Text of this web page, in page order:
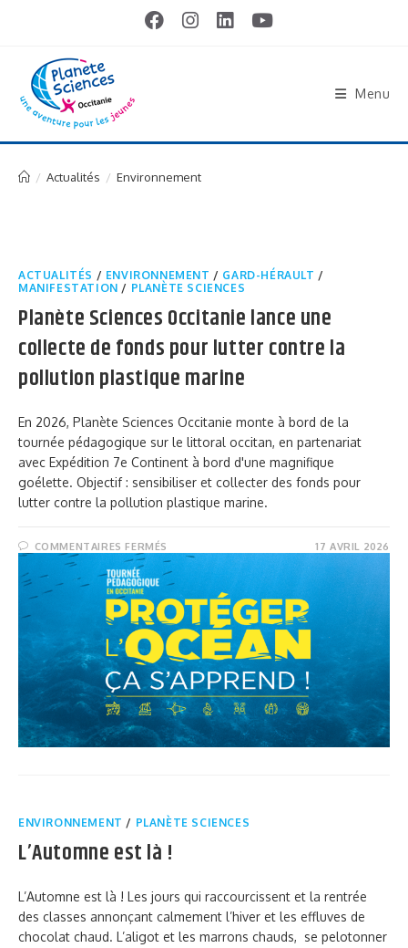
Menu
/ Actualités / Environnement
ACTUALITÉS / ENVIRONNEMENT / GARD-HÉRAULT /
MANIFESTATION / PLANÈTE SCIENCES
Planète Sciences Occitanie lance une
collecte de fonds pour lutter contre la
pollution plastique marine
En 2026, Planète Sciences Occitanie monte à bord de la
tournée pédagogique sur le littoral occitan, en partenariat
avec Expédition 7e Continent à bord d'une magnifique
goélette. Objectif : sensibiliser et collecter des fonds pour
lutter contre la pollution plastique marine.
COMMENTAIRES FERMÉS 17 AVRIL 2026
ENVIRONNEMENT / PLANÈTE SCIENCES
L’Automne est là !
L’Automne est là ! Les jours qui raccourcissent et la rentrée
des classes annonçant calmement l’hiver et les effluves de
chocolat chaud. L’aligot et les marrons chauds, se pelotonner